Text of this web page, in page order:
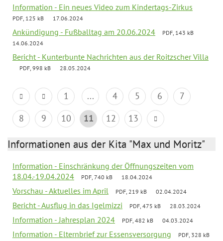
Information - Ein neues Video zum Kindertags-Zirkus
PDF, 125 kB 17.06.2024
Ankündigung - Fußballtag am 20.06.2024
PDF, 143 kB
14.06.2024
Bericht - Kunterbunte Nachrichten aus der Roitzscher Villa
PDF, 998 kB 28.05.2024
1 ... 4 5 6
7
8
9 10 11 12 13
Informationen aus der Kita "Max und Moritz"
Information - Einschränkung der Öffnungszeiten vom
18.04.-19.04.2024
PDF, 740 kB 18.04.2024
Vorschau - Aktuelles im April PDF, 219 kB 02.04.2024
Bericht - Ausflug in das Igelmizzi PDF, 475 kB 28.03.2024
Information - Jahresplan 2024 PDF, 482 kB 04.03.2024
Information - Elternbrief zur Essensversorgung
PDF, 328 kB